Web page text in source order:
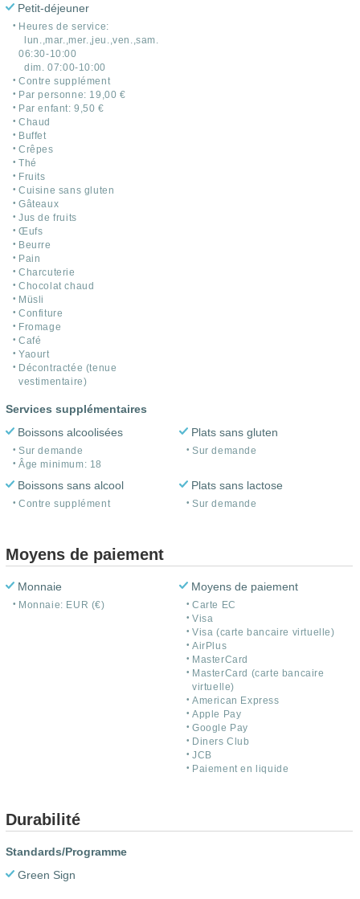
Petit-déjeuner
Heures de service:
lun.,mar.,mer.,jeu.,ven.,sam.
06:30-10:00
dim. 07:00-10:00
Contre supplément
Par personne: 19,00 €
Par enfant: 9,50 €
Chaud
Buffet
Crêpes
Thé
Fruits
Cuisine sans gluten
Gâteaux
Jus de fruits
Œufs
Beurre
Pain
Charcuterie
Chocolat chaud
Müsli
Confiture
Fromage
Café
Yaourt
Décontractée (tenue
vestimentaire)
Services supplémentaires
Boissons alcoolisées
Sur demande
Âge minimum: 18
Plats sans gluten
Sur demande
Boissons sans alcool
Contre supplément
Plats sans lactose
Sur demande
Moyens de paiement
Monnaie
Monnaie: EUR (€)
Moyens de paiement
Carte EC
Visa
Visa (carte bancaire virtuelle)
AirPlus
MasterCard
MasterCard (carte bancaire
virtuelle)
American Express
Apple Pay
Google Pay
Diners Club
JCB
Paiement en liquide
Durabilité
Standards/Programme
Green Sign